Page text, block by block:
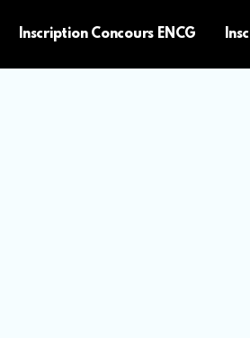
Inscription Concours ENCG